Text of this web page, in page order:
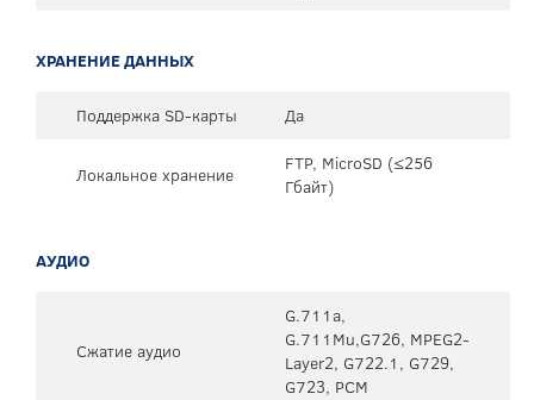
ХРАНЕНИЕ ДАННЫХ
Поддержка SD-карты Да
Локальное хранение
FTP, MicroSD (≤256
Гбайт)
АУДИО
Сжатие аудио
G.711a,
G.711Mu,G726, MPEG2-
Layer2, G722.1, G729,
G723, PCM